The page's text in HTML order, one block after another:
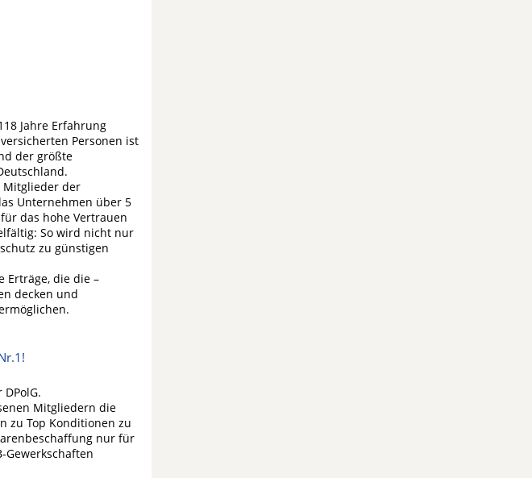
Jahre Erfahrung
Personen ist
der größte
Mitglieder der
Unternehmen über 5
das hohe Vertrauen
So wird nicht nur
zu günstigen
Erträge, die die –
decken und
Mitgliedern die
zu Top Konditionen zu
nur für
Gewerkschaften